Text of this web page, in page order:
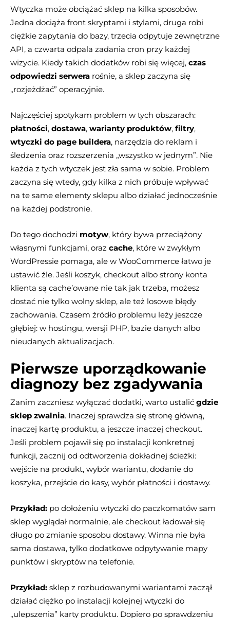
Wtyczka może obciążać sklep na kilka sposobów.
Jedna dociąża front skryptami i stylami, druga robi
ciężkie zapytania do bazy, trzecia odpytuje zewnętrzne
API, a czwarta odpala zadania cron przy każdej
wizycie. Kiedy takich dodatków robi się więcej, czas
odpowiedzi serwera rośnie, a sklep zaczyna się
„rozjeżdżać” operacyjnie.
Najczęściej spotykam problem w tych obszarach:
płatności, dostawa, warianty produktów, filtry,
wtyczki do page buildera, narzędzia do reklam i
śledzenia oraz rozszerzenia „wszystko w jednym”. Nie
każda z tych wtyczek jest zła sama w sobie. Problem
zaczyna się wtedy, gdy kilka z nich próbuje wpływać
na te same elementy sklepu albo działać jednocześnie
na każdej podstronie.
Do tego dochodzi motyw, który bywa przeciążony
własnymi funkcjami, oraz cache, które w zwykłym
WordPressie pomaga, ale w WooCommerce łatwo je
ustawić źle. Jeśli koszyk, checkout albo strony konta
klienta są cache’owane nie tak jak trzeba, możesz
dostać nie tylko wolny sklep, ale też losowe błędy
zachowania. Czasem źródło problemu leży jeszcze
głębiej: w hostingu, wersji PHP, bazie danych albo
nieudanych aktualizacjach.
Pierwsze uporządkowanie
diagnozy bez zgadywania
Zanim zaczniesz wyłączać dodatki, warto ustalić gdzie
sklep zwalnia. Inaczej sprawdza się stronę główną,
inaczej kartę produktu, a jeszcze inaczej checkout.
Jeśli problem pojawił się po instalacji konkretnej
funkcji, zacznij od odtworzenia dokładnej ścieżki:
wejście na produkt, wybór wariantu, dodanie do
koszyka, przejście do kasy, wybór płatności i dostawy.
Przykład: po dołożeniu wtyczki do paczkomatów sam
sklep wyglądał normalnie, ale checkout ładował się
długo po zmianie sposobu dostawy. Winna nie była
sama dostawa, tylko dodatkowe odpytywanie mapy
punktów i skryptów na telefonie.
Przykład: sklep z rozbudowanymi wariantami zaczął
działać ciężko po instalacji kolejnej wtyczki do
„ulepszenia” karty produktu. Dopiero po sprawdzeniu